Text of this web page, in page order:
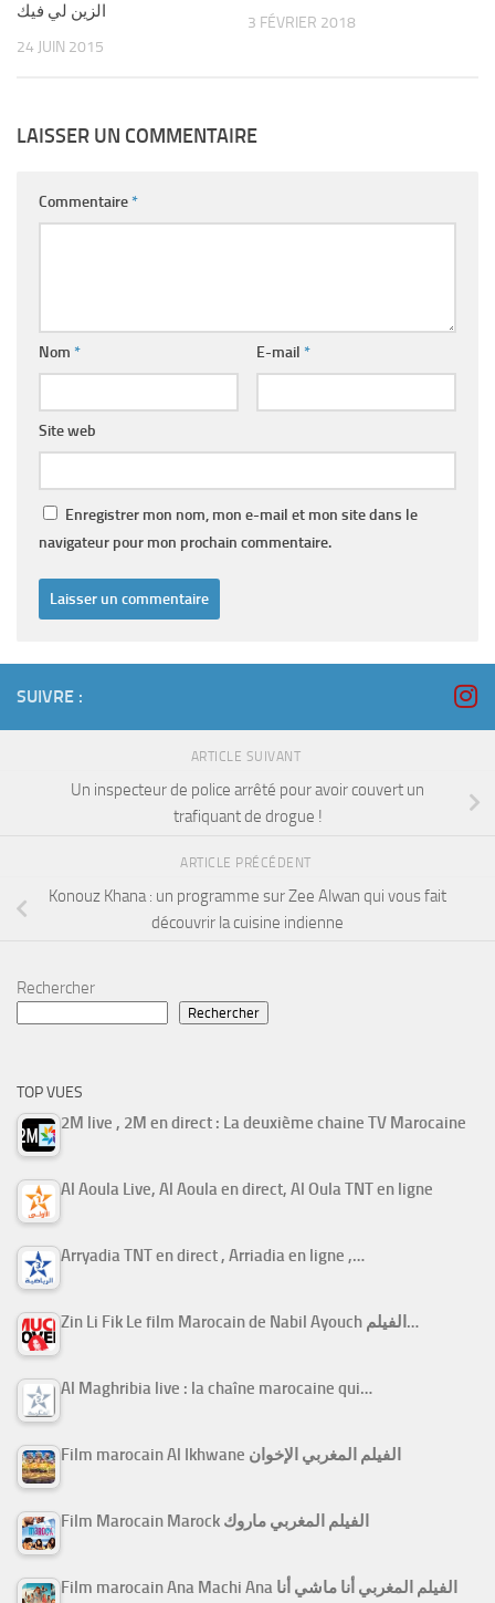
الزين لي فيك
24 JUIN 2015
3 FÉVRIER 2018
LAISSER UN COMMENTAIRE
Commentaire*
Nom * E-mail *
Site web
Enregistrer mon nom, mon e-mail et mon site dans le
navigateur pour mon prochain commentaire.
SUIVRE :
ARTICLE SUIVANT
Un inspecteur de police arrêté pour avoir couvert un
trafiquant de drogue !
ARTICLE PRÉCÉDENT
Konouz Khana : un programme sur Zee Alwan qui vous fait
découvrir la cuisine indienne
Rechercher
Rechercher
TOP VUES
2M live , 2M en direct : La deuxième chaine TV Marocaine
Al Aoula Live, Al Aoula en direct, Al Oula TNT en ligne
Arryadia TNT en direct , Arriadia en ligne ,…
Zin Li Fik Le film Marocain de Nabil Ayouch الفيلم…
Al Maghribia live : la chaîne marocaine qui…
Film marocain Al Ikhwane الفيلم المغربي الإخوان
Film Marocain Marock الفيلم المغربي ماروك
Film marocain Ana Machi Ana الفيلم المغربي أنا ماشي أنا